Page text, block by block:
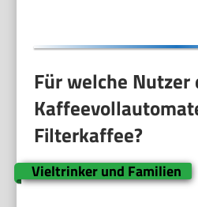
Für welche Nutzer
Filterkaffee?
Vieltrinker und Familien